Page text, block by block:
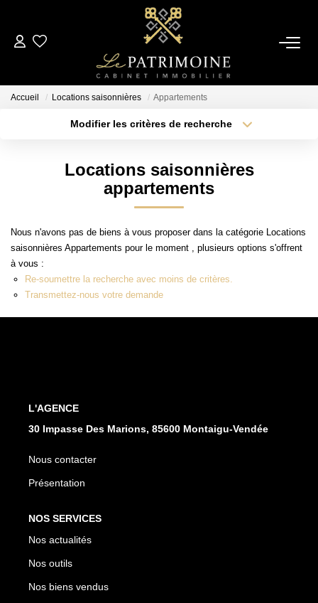
ACCUEIL
Ventes
Accueil Locations saisonnières Appartements
Modifier les critères de recherche
Surface min
Créer une alerte
Locations saisonnières
appartements
Nous n'avons pas de biens à vous proposer dans la catégorie Locations
saisonnières Appartements pour le moment , plusieurs options s'offrent
à vous :
Re-soumettre la recherche avec moins de critères.
Transmettez-nous votre demande
L'AGENCE
30 Impasse Des Marions, 85600 Montaigu-Vendée
Nous contacter
Présentation
NOS SERVICES
Nos actualités
Nos outils
Nos biens vendus